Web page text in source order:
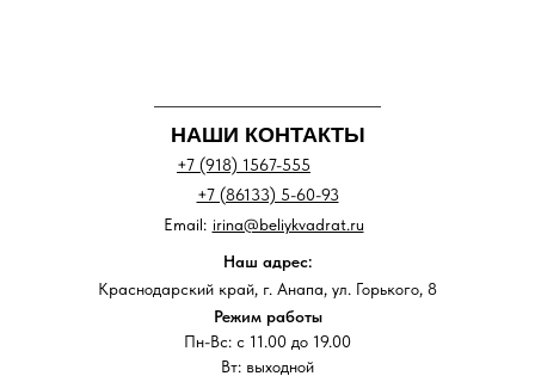
НАШИ КОНТАКТЫ
+7 (918) 1567-555
+7 (86133) 5-60-93
Наш адрес:
Краснодарский край, г. Анапа, ул. Горького, 8
Режим работы
Пн-Вс: с 11.00 до 19.00
Вт: выходной
irina@beliykvadrat.ru
Email: